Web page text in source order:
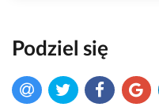
Podziel się